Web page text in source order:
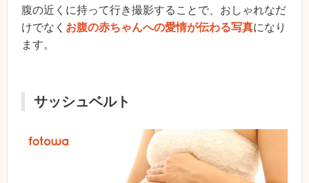
腹の近くに持って行き撮影することで、おしゃれなだ
けでなく お腹の赤ちゃんへの愛情が伝わる写真になり
ます。
サッシュベルト